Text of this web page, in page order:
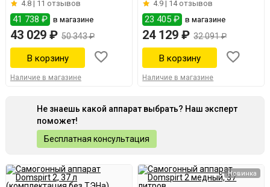
4.8 | 11 отзывов
41 738 ₽ в магазине
43 029 ₽ 50 343 ₽
Наличие в магазине
4.9 | 14 отзывов
23 405 ₽ в магазине
24 129 ₽ 32 091 ₽
Наличие в магазине
Не знаешь какой аппарат выбрать? Наш эксперт
поможет!
Бесплатная консультация
Новинка